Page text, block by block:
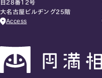
目28番12号
大名古屋ビルヂング25階
Access